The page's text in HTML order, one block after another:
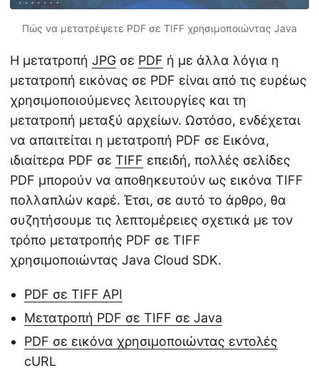
Πώς να μετατρέψετε PDF σε TIFF χρησιμοποιώντας Java
Η μετατροπή JPG σε PDF ή με άλλα λόγια η
μετατροπή εικόνας σε PDF είναι από τις ευρέως
χρησιμοποιούμενες λειτουργίες και τη
μετατροπή μεταξύ αρχείων. Ωστόσο, ενδέχεται
να απαιτείται η μετατροπή PDF σε Εικόνα,
ιδιαίτερα PDF σε TIFF επειδή, πολλές σελίδες
PDF μπορούν να αποθηκευτούν ως εικόνα TIFF
πολλαπλών καρέ. Έτσι, σε αυτό το άρθρο, θα
συζητήσουμε τις λεπτομέρειες σχετικά με τον
τρόπο μετατροπής PDF σε TIFF
χρησιμοποιώντας Java Cloud SDK.
PDF σε TIFF API
Μετατροπή PDF σε TIFF σε Java
PDF σε εικόνα χρησιμοποιώντας εντολές
cURL